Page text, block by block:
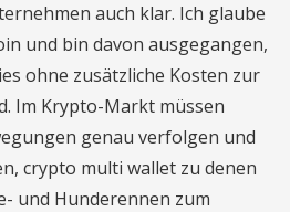
auch klar. Ich glaube
und bin davon ausgegangen,
ohne zusätzliche Kosten zur
Im Krypto-Markt müssen
genau verfolgen und
crypto multi wallet zu denen
und Hunderennen zum